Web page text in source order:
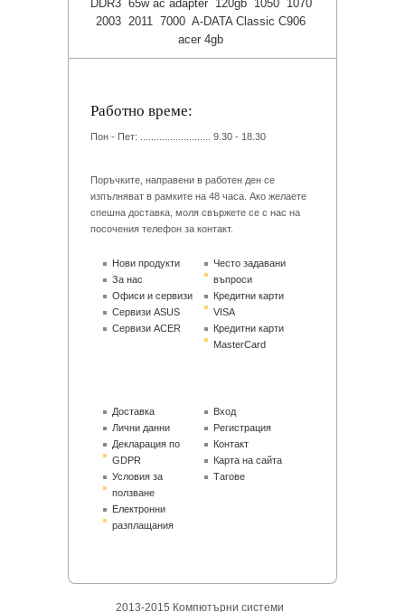
DDR3 65w ac adapter 120gb 1050
1070
2003 2011 7000 A-DATA Classic C906
acer 4gb
Работно време:
Пон - Пет: .......................... 9.30 - 18.30
Поръчките, направени в работен ден се
изпълняват в рамките на 48 часа. Ако желаете
спешна доставка, моля свържете се с нас на
посочения телефон за контакт.
Нови продукти
За нас
Офиси и сервизи
Сервизи ASUS
Сервизи ACER
Често задавани
въпроси
Кредитни карти
VISA
Кредитни карти
MasterCard
Доставка
Лични данни
Декларация по
GDPR
Условия за
ползване
Електронни
разплащания
Вход
Регистрация
Контакт
Карта на сайта
Тагове
2013-2015 Компютърни системи